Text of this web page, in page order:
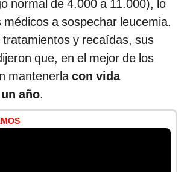
normal de 4.000 a 11.000), lo
médicos a sospechar leucemia.
tratamientos y recaídas, sus
que, en el mejor de los
mantenerlacon vida
año.